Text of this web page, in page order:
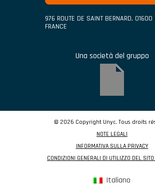
976 ROUTE DE SAINT BERNARD, 01600
FRANCE
Una società del gruppo
© 2026 Copyright Unyc. Tous droits
NOTE LEGALI
INFORMATIVA SULLA PRIVACY
CONDIZIONI GENERALI DI UTILIZZO DEL
Italiano